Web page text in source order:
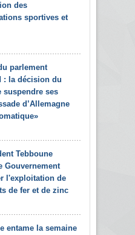
des
sportives et
parlement
: la décision du
suspendre ses
d’Allemagne
Tebboune
Gouvernement
l'exploitation de
de fer et de zinc
entame la semaine